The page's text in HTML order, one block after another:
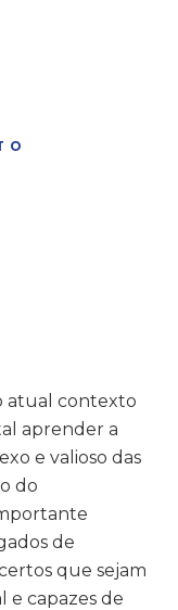
atual contexto
aprender a
e valioso das
do
de
que sejam
e capazes de